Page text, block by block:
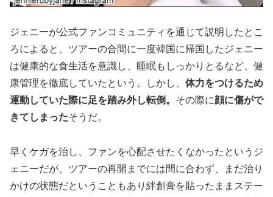
ジェニーが公式ファンコミュニティを通じて説明したとこ
ろによると、ツアーの合間に一度韓国に帰国したジェニー
は健康的な食生活を意識し、睡眠もしっかりとるなど、健
康管理を徹底していたという。しかし、 体力をつけるため
運動していた際に足を踏み外し転倒。 その際に顔に傷がで
きてしまったそうだ。
早くケガを治し、ファンを心配させたくなかったというジ
ェニーだが、ツアーの再開までには間に合わず、まだ治り
かけの状態だということもあり絆創膏を貼ったままステー